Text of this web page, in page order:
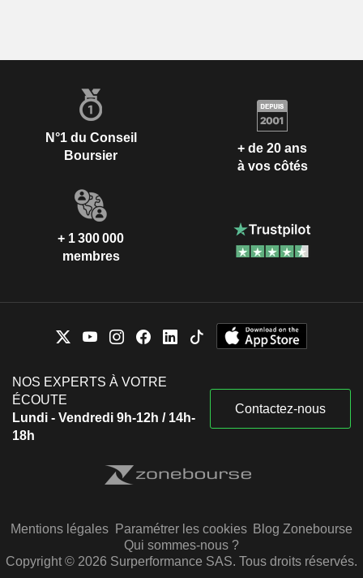
N°1 du Conseil
Boursier
+ de 20 ans
à vos côtés
+ 1 300 000
membres
NOS EXPERTS À VOTRE
ÉCOUTE
Lundi - Vendredi 9h-12h / 14h-
18h
Contactez-nous
Mentions légales Paramétrer les cookies Blog Zonebourse
Qui sommes-nous ?
Copyright © 2026 Surperformance SAS. Tous droits réservés.